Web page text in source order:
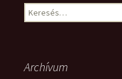
Keresés:
Archívum